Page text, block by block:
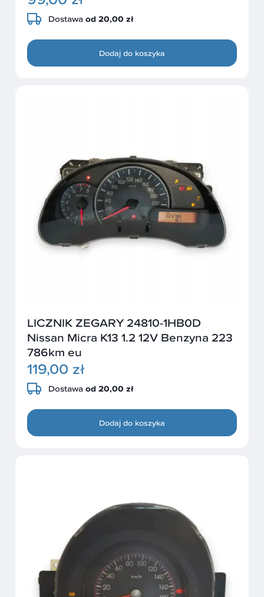
Dostawa od 20,00 zł
Dodaj do koszyka
LICZNIK ZEGARY 24810-1HB0D
Nissan Micra K13 1.2 12V Benzyna 223
786km eu
119,00 zł
Dostawa od 20,00 zł
Dodaj do koszyka